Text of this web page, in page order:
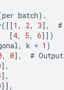
per batch).
( [[1 , 2, 3] , #
[4, 5, 6]] )
, k = 1 )
, 0] , # Output
] ,
] ,
]] ,